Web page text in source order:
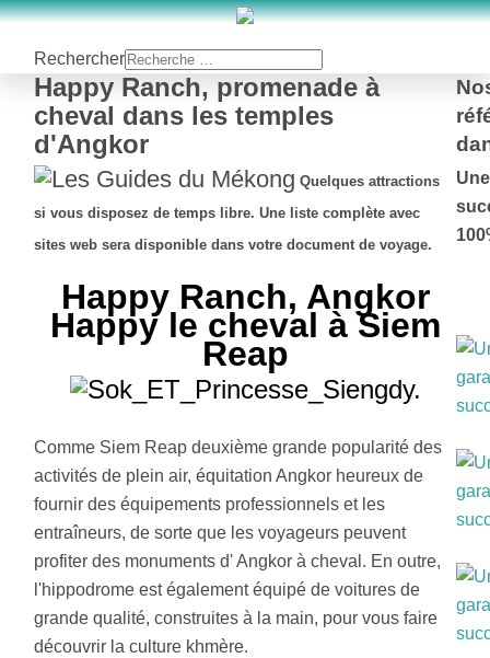
Rechercher
Happy Ranch, promenade à
cheval dans les temples
d'Angkor
Quelques attractions
si vous disposez de temps libre. Une liste complète avec
sites web sera disponible dans votre document de voyage.
Happy Ranch, Angkor
Happy le cheval à Siem
Reap
Comme Siem Reap deuxième grande popularité des
activités de plein air, équitation Angkor heureux de
fournir des équipements professionnels et les
entraîneurs, de sorte que les voyageurs peuvent
profiter des monuments d' Angkor à cheval. En outre,
l'hippodrome est également équipé de voitures de
grande qualité, construites à la main, pour vous faire
découvrir la culture khmère.